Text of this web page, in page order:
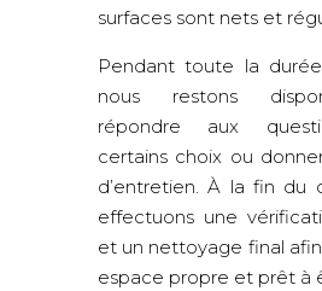
surfaces sont nets et
Pendant toute la
nous restons
répondre aux
certains choix ou
d’entretien. À la fin du
effectuons une
et un nettoyage final
espace propre et prêt à